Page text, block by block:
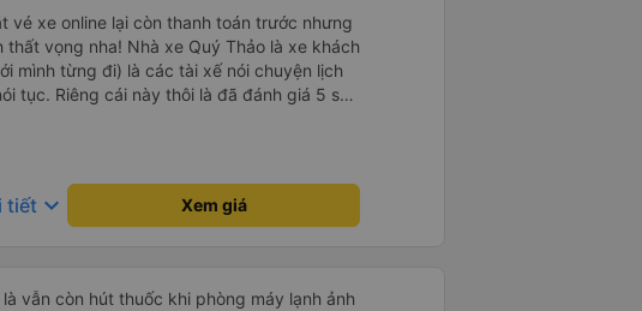
vé xe online lại còn thanh toán trước nhưng
thất vọng nha! Nhà xe Quý Thảo là xe khách
mình từng đi) là các tài xế nói chuyện lịch
tục. Riêng cái này thôi là đã đánh giá 5 sao
uống pepsi rất dễ thương chứ không có
tiết keyboard_arrow_down Xem giá
vẫn còn hút thuốc khi phòng máy lạnh ảnh